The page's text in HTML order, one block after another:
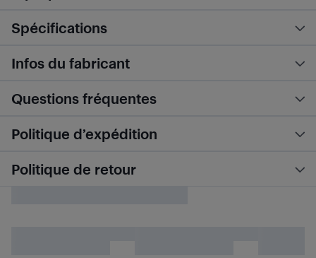
Spécifications
Infos du fabricant
Questions fréquentes
Politique d’expédition
Politique de retour